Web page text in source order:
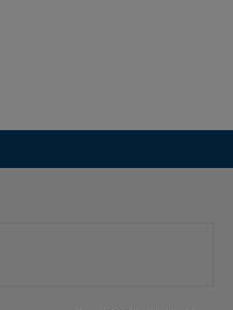
Política